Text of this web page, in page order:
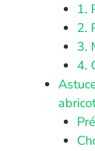
1.
2.
3.
4.